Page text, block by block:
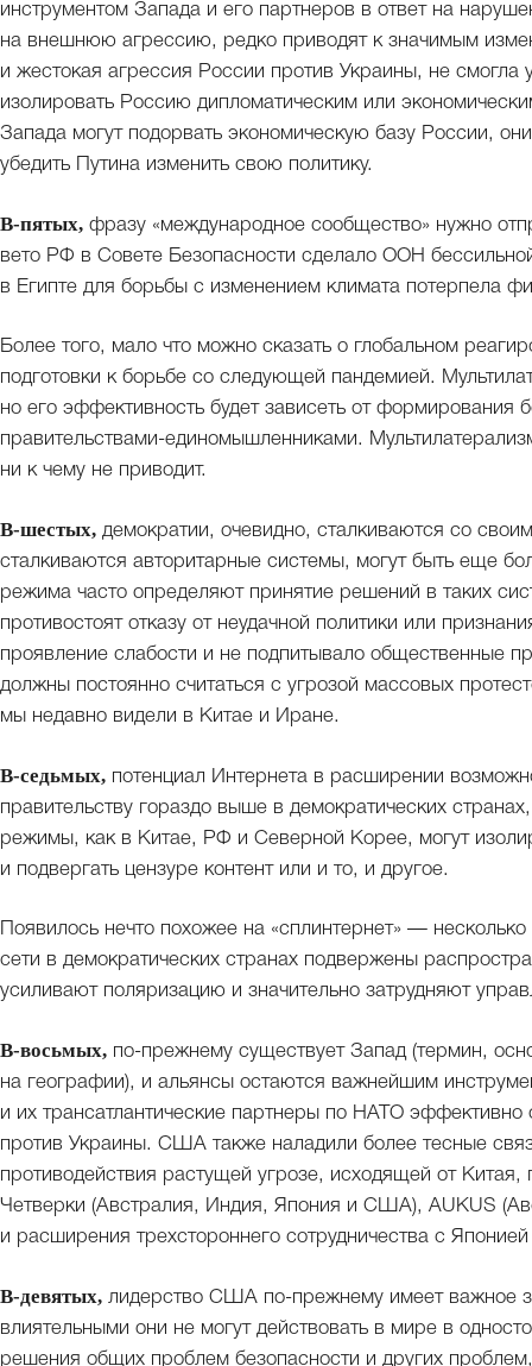
инструментом Запада и его партнеров в ответ на
на внешнюю агрессию, редко приводят к значимым
и жестокая агрессия России против Украины, не смогла
изолировать Россию дипломатическим или
Запада могут подорвать экономическую базу России,
убедить Путина изменить свою политику.
В-пятых, фразу «международное сообщество» нужно
вето РФ в Совете Безопасности сделало ООН
в Египте для борьбы с изменением климата потерпела
Более того, мало что можно сказать о глобальном
подготовки к борьбе со следующей пандемией.
но его эффективность будет зависеть от формирования
правительствами-единомышленниками.
ни к чему не приводит.
В-шестых, демократии, очевидно, сталкиваются со
сталкиваются авторитарные системы, могут быть еще
режима часто определяют принятие решений в таких
противостоят отказу от неудачной политики или
проявление слабости и не подпитывало общественные
должны постоянно считаться с угрозой массовых
мы недавно видели в Китае и Иране.
В-седьмых, потенциал Интернета в расширении
правительству гораздо выше в демократических
режимы, как в Китае, РФ и Северной Корее, могут
и подвергать цензуре контент или и то, и другое.
Появилось нечто похожее на «сплинтернет» —
сети в демократических странах подвержены
усиливают поляризацию и значительно затрудняют
В-восьмых, по-прежнему существует Запад (термин,
на географии), и альянсы остаются важнейшим
и их трансатлантические партнеры по НАТО
против Украины. США также наладили более тесные
противодействия растущей угрозе, исходящей от
Четверки (Австралия, Индия, Япония и США), AUKUS
и расширения трехстороннего сотрудничества с
В-девятых, лидерство США по-прежнему имеет важное
влиятельными они не могут действовать в мире в
решения общих проблем безопасности и других